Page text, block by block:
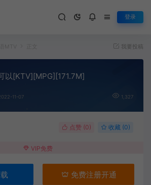
登录
我要投稿
以[KTV][MPG][171.7M]
11-07 1,327
点赞 (0) 收藏 (0)
VIP免费
免费注册开通